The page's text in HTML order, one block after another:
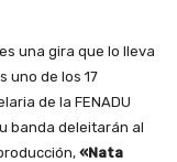
una gira que lo lleva
uno de los 17
de la FENADU
banda deleitarán al
«Nata